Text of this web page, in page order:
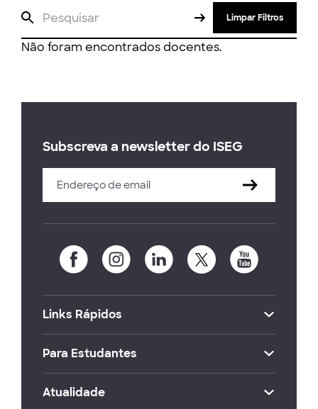
Limpar Filtros
Não foram encontrados docentes.
Subscreva a newsletter do ISEG
Links Rápidos
Para Estudantes
Atualidade